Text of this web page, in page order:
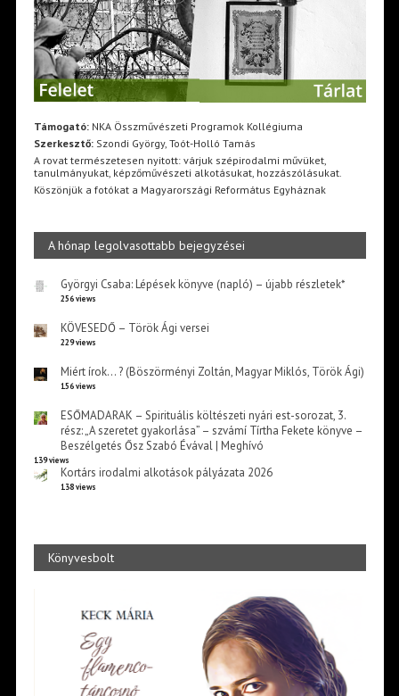
Támogató:NKA Összművészeti Programok Kollégiuma
Szerkesztő:Szondi György, Toót-Holló Tamás
A rovat természetesen nyitott: várjuk szépirodalmi művüket,
tanulmányukat, képzőművészeti alkotásukat, hozzászólásukat.
Köszönjük a fotókat a Magyarországi Református Egyháznak
A hónap legolvasottabb bejegyzései
Györgyi Csaba: Lépések könyve (napló) – újabb részletek*
256 views
KÖVESEDŐ – Török Ági versei
229 views
Miért írok… ? (Böszörményi Zoltán, Magyar Miklós, Török Ági)
156 views
ESŐMADARAK – Spirituális költészeti nyári est-sorozat, 3.
rész: „A szeretet gyakorlása” – szvámí Tírtha Fekete könyve –
Beszélgetés Ősz Szabó Évával | Meghívó
139 views
Kortárs irodalmi alkotások pályázata 2026
138 views
Könyvesbolt